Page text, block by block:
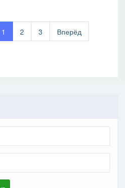
1 2 3
Вперёд